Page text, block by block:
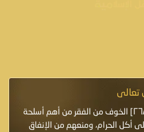
تعالى
﴿الشيطان يعِدُكم الفقر﴾[البقرة:٢٦٨] الخوف من الفقر من أهم أسلحة
أكل الحرام، ومنعهم من الإنفاق